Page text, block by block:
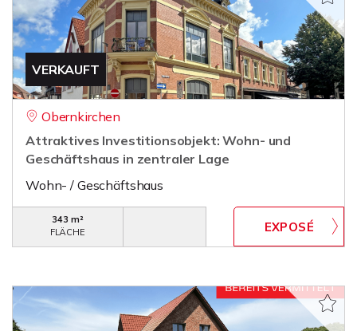
VERKAUFT
Obernkirchen
Attraktives Investitionsobjekt: Wohn- und
Geschäftshaus in zentraler Lage
Wohn- / Geschäftshaus
343 m²
FLÄCHE